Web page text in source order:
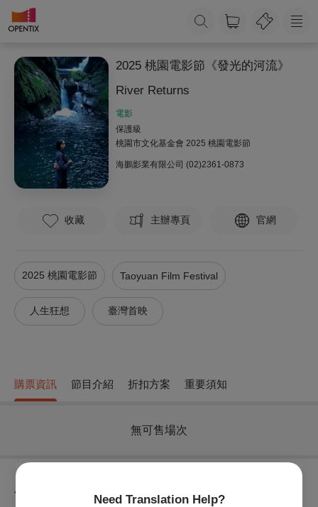
Need Translation Help?
2025 桃園電影節《發光的河流》
River Returns
電影
保護級
桃園市文化基金會 2025 桃園電影節
海鵬影業有限公司 (02)2361-0873
收藏 主辦專頁 官網
2025 桃園電影節 Taoyuan Film Festival
人生狂想 臺灣首映
購票資訊 節目介紹 折扣方案 重要須知
無可售場次
節目介紹